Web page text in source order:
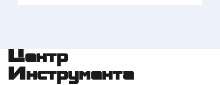
Центр
Инструмента